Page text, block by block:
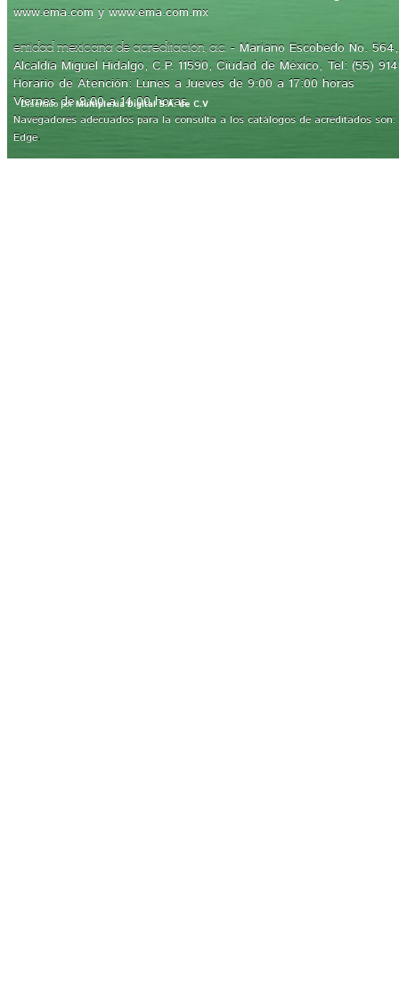
www.ema.com y www.ema.com.mx
entidad mexicana de acreditación, a.c. - Mariano Escobedo No.
Alcaldía Miguel Hidalgo, C.P. 11590, Ciudad de México, Tel: (55)
Horario de Atención: Lunes a Jueves de 9:00 a 17:00 horas
Viernes de 9:00 a 14:00 horas
Navegadores adecuados para la consulta a los catálogos de acreditados
Edge.
Diseñado porMultiplexia Digital S.A. de C.V